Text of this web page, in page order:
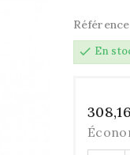
Référence
check En